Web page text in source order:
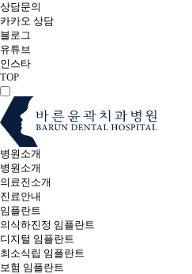
상담문의
카카오 상담
블로그
유튜브
인스타
TOP
병원소개
병원소개
의료진소개
진료안내
임플란트
의식하진정 임플란트
디지털 임플란트
최소식립 임플란트
보험 임플란트